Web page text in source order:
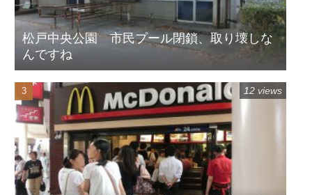
松戸中央公園 市民プール閉鎖、取り壊しな
んですね
12 views